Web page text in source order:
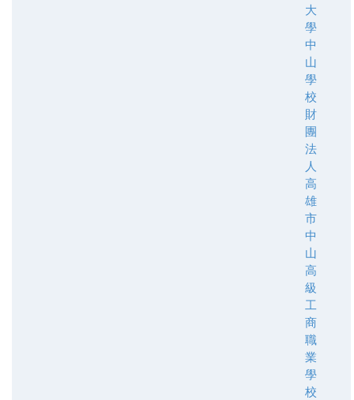
大
學
中
山
學
校
財
團
法
人
高
雄
市
中
山
高
級
工
商
職
業
學
校